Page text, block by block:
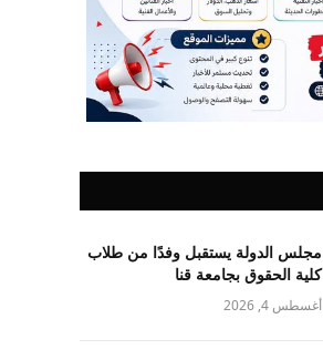
مجلس الدولة يستقبل وفدًا من طلاب
كلية الحقوق بجامعة قنا
أغسطس 4, 2026